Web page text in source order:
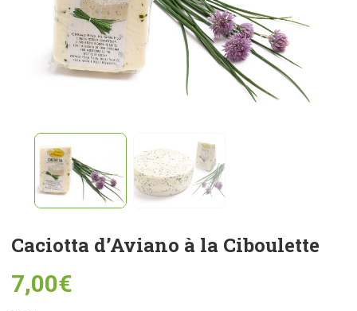
Caciotta d’Aviano à la Ciboulette
7,00€